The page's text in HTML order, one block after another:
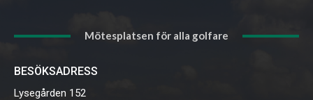
Mötesplatsen för alla golfare
BESÖKSADRESS
Lysegården 152